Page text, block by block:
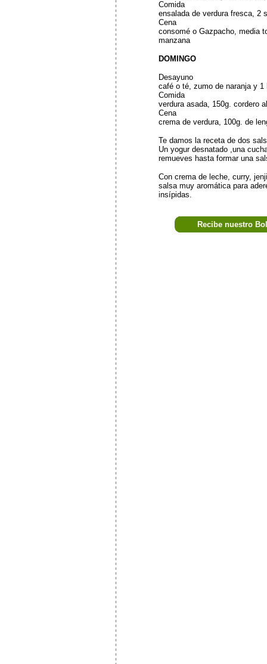
Comida
ensalada de verdura fresca, 2
Cena
consomé o Gazpacho, media
manzana
DOMINGO
Desayuno
café o té, zumo de naranja y 1
Comida
verdura asada, 150g. cordero
Cena
crema de verdura, 100g. de
Te damos la receta de dos
Un yogur desnatado ,una
remueves hasta formar una
Con crema de leche, curry,
salsa muy aromática para
insípidas.
Recibe nuestro